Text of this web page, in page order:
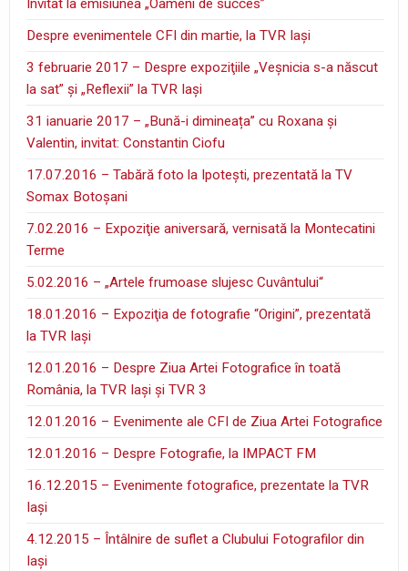
Invitat la emisiunea „Oameni de succes”
Despre evenimentele CFI din martie, la TVR Iaşi
3 februarie 2017 – Despre expoziţiile „Veşnicia s-a născut
la sat” şi „Reflexii” la TVR Iaşi
31 ianuarie 2017 – „Bună-i dimineața” cu Roxana și
Valentin, invitat: Constantin Ciofu
17.07.2016 – Tabără foto la Ipoteşti, prezentată la TV
Somax Botoşani
7.02.2016 – Expoziţie aniversară, vernisată la Montecatini
Terme
5.02.2016 – „Artele frumoase slujesc Cuvântului“
18.01.2016 – Expoziţia de fotografie “Origini”, prezentată
la TVR Iaşi
12.01.2016 – Despre Ziua Artei Fotografice în toată
România, la TVR Iaşi şi TVR 3
12.01.2016 – Evenimente ale CFI de Ziua Artei Fotografice
12.01.2016 – Despre Fotografie, la IMPACT FM
16.12.2015 – Evenimente fotografice, prezentate la TVR
Iaşi
4.12.2015 – Întâlnire de suflet a Clubului Fotografilor din
Iaşi